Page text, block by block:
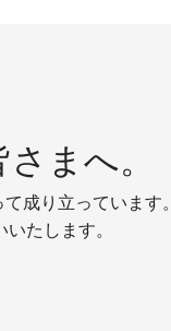
まへ。
成り立っています。
たします。